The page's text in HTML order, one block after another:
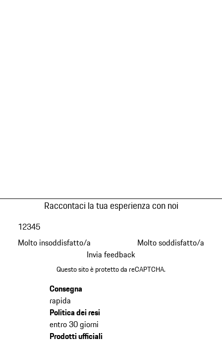
Raccontaci la tua esperienza con noi
Molto insoddisfatto/a
12345
Molto soddisfatto/a
Invia feedback
Questo sito è protetto da reCAPTCHA.
Consegna
rapida
Politica dei resi
entro 30 giorni
Prodotti ufficiali